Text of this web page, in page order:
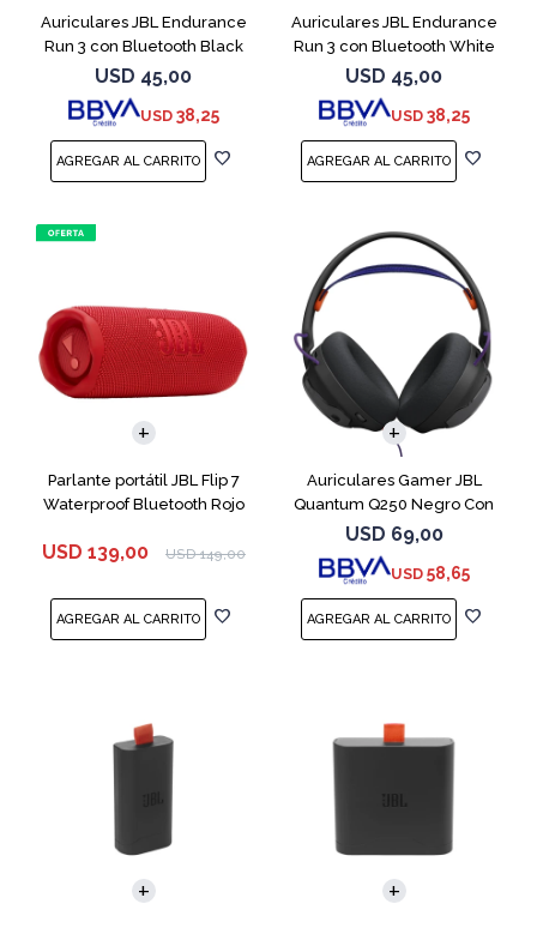
Auriculares JBL Endurance
Run 3 con Bluetooth Black
USD 45,00
USD 38,25
Auriculares JBL Endurance
Run 3 con Bluetooth White
USD 45,00
USD 38,25
Parlante portátil JBL Flip 7
Waterproof Bluetooth Rojo
USD 139,00 USD 149,00
Auriculares Gamer JBL
Quantum Q250 Negro Con
Micrófono
USD 69,00
USD 58,65